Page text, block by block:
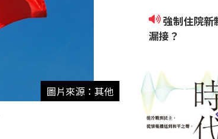
圖片來源：其他
強制住院新制的兩難 社區如何不
漏接？